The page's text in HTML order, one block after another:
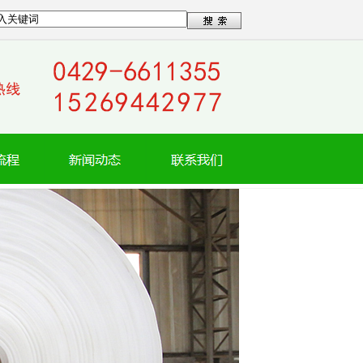
有限责任公司欢迎你！！！